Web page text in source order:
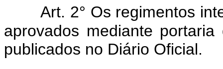
Art. 2° Os regimentos
aprovados mediante
publicados no Diário Oficial.